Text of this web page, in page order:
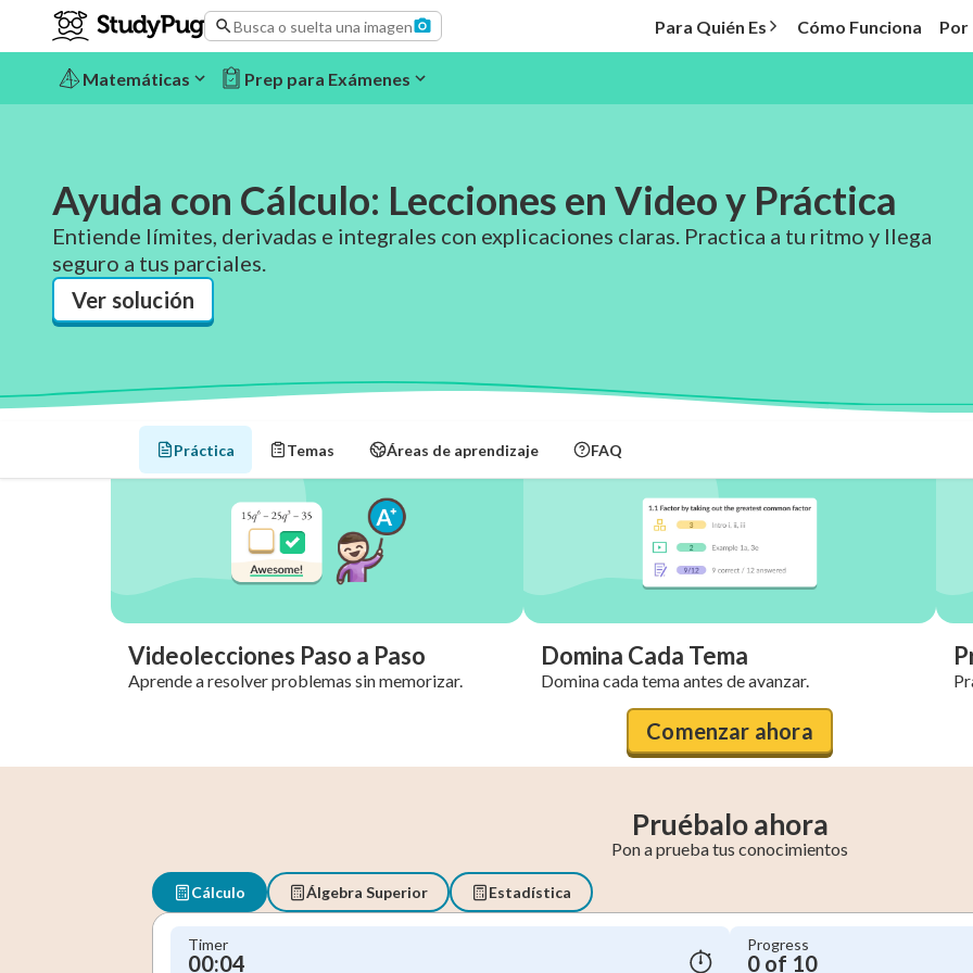
Busca o suelta una imagen Para Quién Es Cómo Funciona Por
Matemáticas Prep para Exámenes
Ayuda con Cálculo: Lecciones en Video y Práctica
Entiende límites, derivadas e integrales con explicaciones claras. Practica a tu ritmo y llega
seguro a tus parciales.
Ver solución
Práctica Temas Áreas de aprendizaje FAQ
Videolecciones Paso a Paso
Aprende a resolver problemas sin memorizar.
Domina Cada Tema
Domina cada tema antes de avanzar.
Comenzar ahora
Pruébalo ahora
Pon a prueba tus conocimientos
Cálculo Álgebra Superior Estadística
Timer
00:05
Progress
0 of 10